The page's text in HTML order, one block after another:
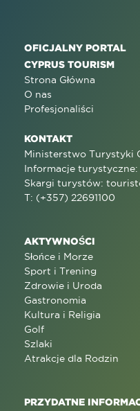
OFICJALNY PORTAL
CYPRUS TOURISM
Strona Główna
O nas
Profesjonaliści
KONTAKT
Ministerstwo Turystyki
Informacje turystyczne:
Skargi turystów:
T: (+357) 22691100
AKTYWNOŚCI
Słońce i Morze
Sport i Trening
Zdrowie i Uroda
Gastronomia
Kultura i Religia
Golf
Szlaki
Atrakcje dla Rodzin
PRZYDATNE